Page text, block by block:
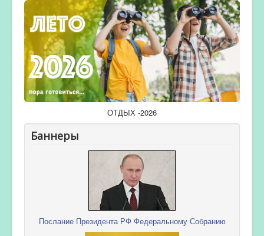
ОТДЫХ -2026
Баннеры
Послание Президента РФ Федеральному Собранию